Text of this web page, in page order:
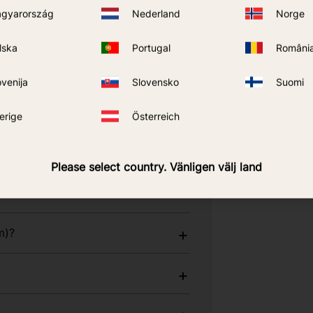
Nederland Norge
Portugal
Slovensko Suomi
Österreich
Please select country. Vänligen välj land
Sea to
un konstrukciju attiecībā uz Sea